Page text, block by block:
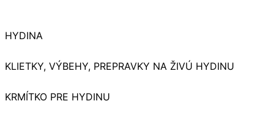
HYDINA
KLIETKY, VÝBEHY, PREPRAVKY NA ŽIVÚ HYDINU
KRMÍTKO PRE HYDINU